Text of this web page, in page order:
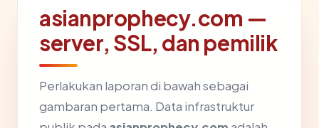
asianprophecy.com —
server, SSL, dan pemilik
Perlakukan laporan di bawah sebagai
gambaran pertama. Data infrastruktur